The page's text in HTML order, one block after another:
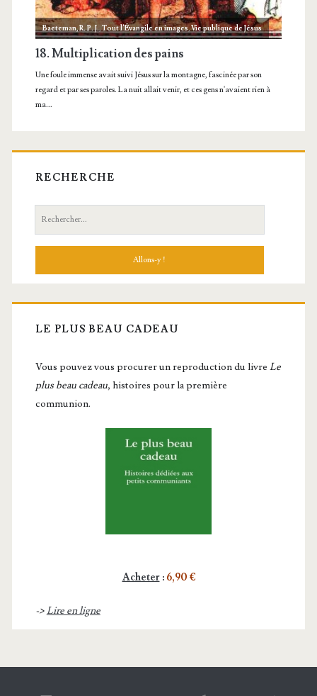
RECHERCHE
Recherche:
LE PLUS BEAU CADEAU
Vous pou­vez vous pro­cu­rer un repro­duc­tion du livre Le
plus beau cadeau, histoires pour la première
communion.
Acheter: 6,90 €
->Lire en ligne